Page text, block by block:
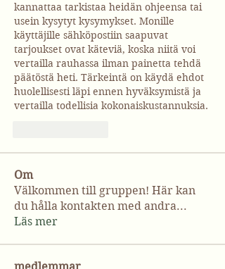
kannattaa tarkistaa heidän ohjeensa tai
usein kysytyt kysymykset. Monille
käyttäjille sähköpostiin saapuvat
tarjoukset ovat käteviä, koska niitä voi
vertailla rauhassa ilman painetta tehdä
päätöstä heti. Tärkeintä on käydä ehdot
huolellisesti läpi ennen hyväksymistä ja
vertailla todellisia kokonaiskustannuksia.
Om
Välkommen till gruppen! Här kan
du hålla kontakten med andra...
Läs mer